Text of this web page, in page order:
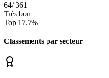
64/361
Très bon
Top 17.7%
Classements par secteur